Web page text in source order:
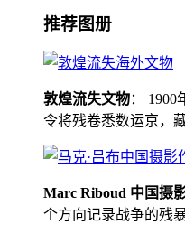
推荐图册
敦煌流失文物：
令将残卷悉数运京，
Marc Riboud 中国摄
个方向记录战争的残